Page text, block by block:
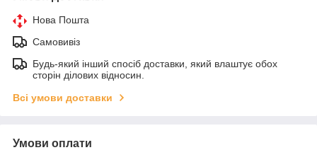
Нова Пошта
Самовивіз
Будь-який інший спосіб доставки, який влаштує обох
сторін ділових відносин.
Всі умови доставки
Умови оплати